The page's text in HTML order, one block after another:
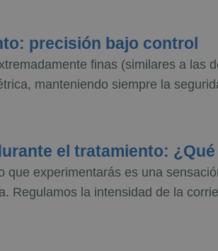
precisión bajo control
finas (similares a las
manteniendo siempre la
el tratamiento:
que experimentarás es una
Regulamos la intensidad de la